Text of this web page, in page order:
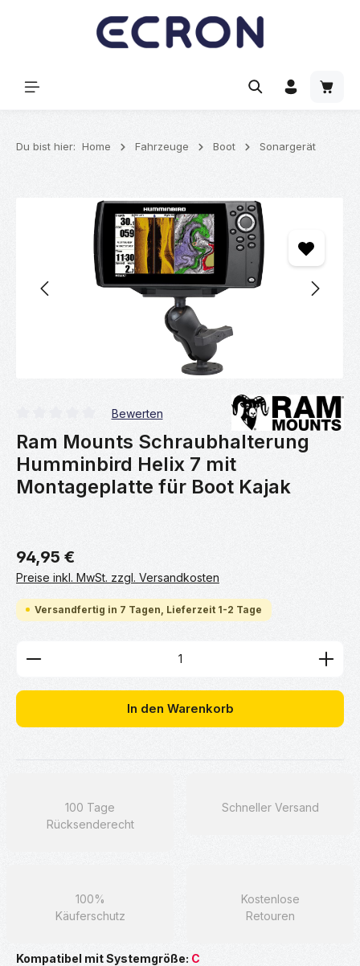
Du bist hier: Home Fahrzeuge Boot Sonargerät
Bildergalerie überspringen
Durchschnittliche Bewertung von 0 von 5 Sternen
Bewerten
Ram Mounts Schraubhalterung
Humminbird Helix 7 mit
Montageplatte für Boot Kajak
94,95 €
Preise inkl. MwSt. zzgl. Versandkosten
Versandfertig in 7 Tagen, Lieferzeit 1-2 Tage
Produkt Anzahl: Gib den gewünschten Wert ein
In den Warenkorb
100 Tage
Rücksenderecht
Schneller Versand
100%
Käuferschutz
Kostenlose
Retouren
Kompatibel mit Systemgröße: C